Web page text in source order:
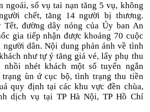
ngoái, số vụ tai nạn tăng 5 vụ, không
chết, tăng 14 người bị thương.
Tết, đường dây nóng của Ủy ban An
gia tiếp nhận được khoảng 70 cuộc
dân. Nội dung phản ánh về tình
như tự ý tăng giá vé, lấy phụ thu
nhét khách một số tuyến ngắn
ùn ứ cục bộ, tình trạng thu tiền
quy định tại các khu vực đền chùa,
dịch vụ tại TP Hà Nội, TP Hồ Chí